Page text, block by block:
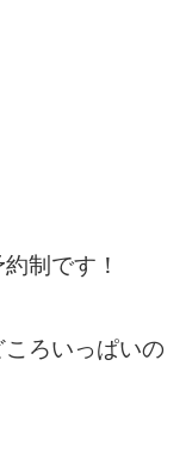
制です！
ろいっぱいの